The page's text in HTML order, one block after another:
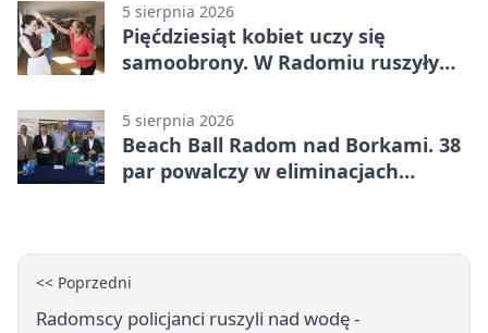
5 sierpnia 2026
Pięćdziesiąt kobiet uczy się
samoobrony. W Radomiu ruszyły
5 sierpnia 2026
Beach Ball Radom nad Borkami. 38
par powalczy w eliminacjach
<< Poprzedni
Radomscy policjanci ruszyli nad wodę -